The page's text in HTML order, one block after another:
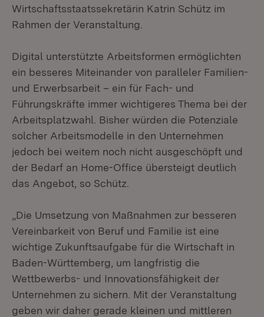
Wirtschaftsstaatssekretärin Katrin Schütz im
Rahmen der Veranstaltung.
Digital unterstützte Arbeitsformen ermöglichten
ein besseres Miteinander von paralleler Familien-
und Erwerbsarbeit – ein für Fach- und
Führungskräfte immer wichtigeres Thema bei der
Arbeitsplatzwahl. Bisher würden die Potenziale
solcher Arbeitsmodelle in den Unternehmen
jedoch bei weitem noch nicht ausgeschöpft und
der Bedarf an Home-Office übersteigt deutlich
das Angebot, so Schütz.
„Die Umsetzung von Maßnahmen zur besseren
Vereinbarkeit von Beruf und Familie ist eine
wichtige Zukunftsaufgabe für die Wirtschaft in
Baden-Württemberg, um langfristig die
Wettbewerbs- und Innovationsfähigkeit der
Unternehmen zu sichern. Mit der Veranstaltung
geben wir daher gerade kleinen und mittleren